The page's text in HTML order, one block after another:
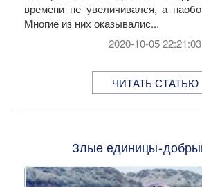
времени не увеличивался, а
Многие из них оказывалис...
2020-10-05 22:21:03
ЧИТАТЬ СТАТЬЮ
Злые единицы -